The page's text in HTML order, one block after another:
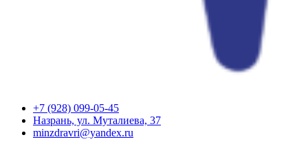
+7 (928) 099-05-45
Назрань, ул. Муталиева, 37
minzdravri@yandex.ru